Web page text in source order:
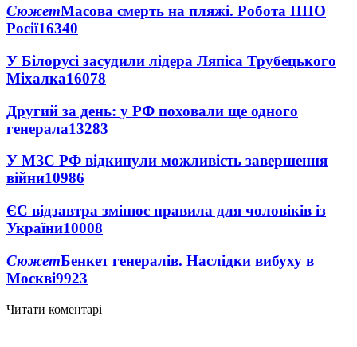
СюжетМасова смерть на пляжі. Робота ППО
Росії16340
У Білорусі засудили лідера Ляпіса Трубецького
Міхалка16078
Другий за день: у РФ поховали ще одного
генерала13283
У МЗС РФ відкинули можливість завершення
війни10986
ЄС відзавтра змінює правила для чоловіків із
України10008
СюжетБенкет генералів. Наслідки вибуху в
Москві9923
Читати коментарі